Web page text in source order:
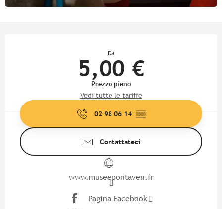
Da
5,00 €
Prezzo pieno
Vedi tutte le tariffe
02 98 06 14 ▒▒
Contattateci
www.museepontaven.fr
Pagina Facebook